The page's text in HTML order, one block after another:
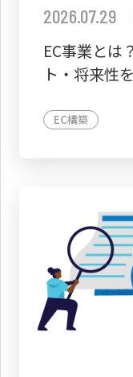
2026.07.29
EC事業とは
ト・将来性
EC構築